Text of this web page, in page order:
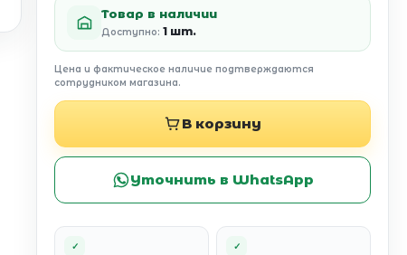
Товар в наличии
Доступно: 1 шт.
Цена и фактическое наличие подтверждаются
сотрудником магазина.
В корзину
Уточнить в WhatsApp
✓ ✓